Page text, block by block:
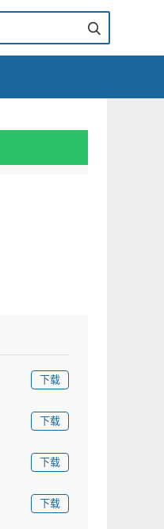
下载
下载
下载
下载